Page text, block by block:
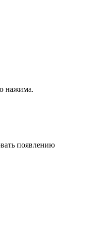
нажима.
появлению